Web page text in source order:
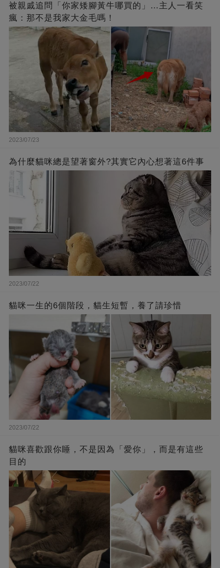
被親戚追問「你家矮腳黃牛哪買的」…主人一看笑
瘋：那不是我家大金毛嗎！
2023/07/23
為什麼貓咪總是望著窗外?其實它內心想著這6件事
2023/07/22
貓咪一生的6個階段，貓生短暫，養了請珍惜
2023/07/22
貓咪喜歡跟你睡，不是因為「愛你」，而是有這些
目的